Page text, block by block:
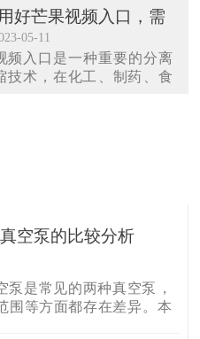
。通过使用它可以提供可靠
均匀分布的热量，在控
速率和产品质量方面起到
。
好芒果视频入口，需
它的使用和注意事项
05-11
频入口是一种重要的分离
术，在化工、制药、食
空泵的比较分析
常见的两种真空泵，
范围等方面都存在差异。本